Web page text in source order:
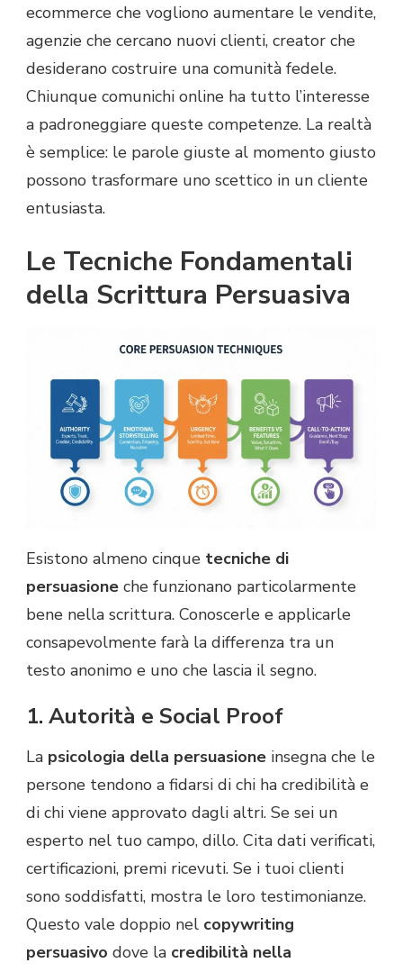
ecommerce che vogliono aumentare le vendite,
agenzie che cercano nuovi clienti, creator che
desiderano costruire una comunità fedele.
Chiunque comunichi online ha tutto l’interesse
a padroneggiare queste competenze. La realtà
è semplice: le parole giuste al momento giusto
possono trasformare uno scettico in un cliente
entusiasta.
Le Tecniche Fondamentali
della Scrittura Persuasiva
Esistono almeno cinque tecniche di
persuasione che funzionano particolarmente
bene nella scrittura. Conoscerle e applicarle
consapevolmente farà la differenza tra un
testo anonimo e uno che lascia il segno.
1. Autorità e Social Proof
La psicologia della persuasione insegna che le
persone tendono a fidarsi di chi ha credibilità e
di chi viene approvato dagli altri. Se sei un
esperto nel tuo campo, dillo. Cita dati verificati,
certificazioni, premi ricevuti. Se i tuoi clienti
sono soddisfatti, mostra le loro testimonianze.
Questo vale doppio nel copywriting
persuasivo dove la credibilità nella